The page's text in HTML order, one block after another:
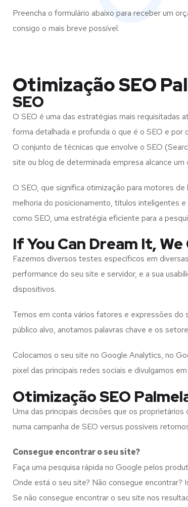
Preencha o formulário abaixo para receber um
consigo o mais breve possível.
Otimização SEO
SEO
O SEO é uma das estratégias mais requisitadas
forma detalhada e profunda o que é o SEO e
O conjunto de técnicas que envolve o SEO
site ou blog de determinada empresa alcance
O SEO, que significa otimização para motores
melhoria do posicionamento, títulos inteligentes
como SEO, uma estratégia eficiente para a
If You Can Dream It, We
Fazemos diversos testes específicos em
performance do seu site e servidor, e a sua
dispositivos.
Temos em conta vários fatores e expressões do
público alvo, anotamos palavras chave e os
Colocamos o seu site no Google Analytics, no
pixel das principais redes sociais e divulgamos
Otimização SEO
Uma das principais decisões que os
numa campanha de SEO versus possíveis
Consegue encontrar o seu site?
Faça uma pesquisa rápida no Google pelos
Onde está o seu site? Não consegue encontrar?
Se não consegue encontrar o seu site nos